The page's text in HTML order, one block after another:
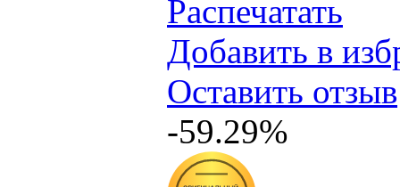
Распечатать
Добавить в
Оставить отзыв
-59.29%